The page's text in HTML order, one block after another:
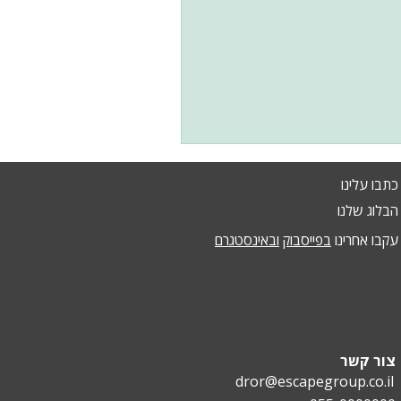
כתבו עלינו
הבלוג שלנו
עקבו אחרינו בפייסבוק ובאינסטגרם
צור קשר
dror@escapegroup.co.il